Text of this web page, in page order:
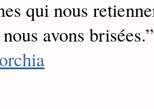
qui nous
avons brisées.”